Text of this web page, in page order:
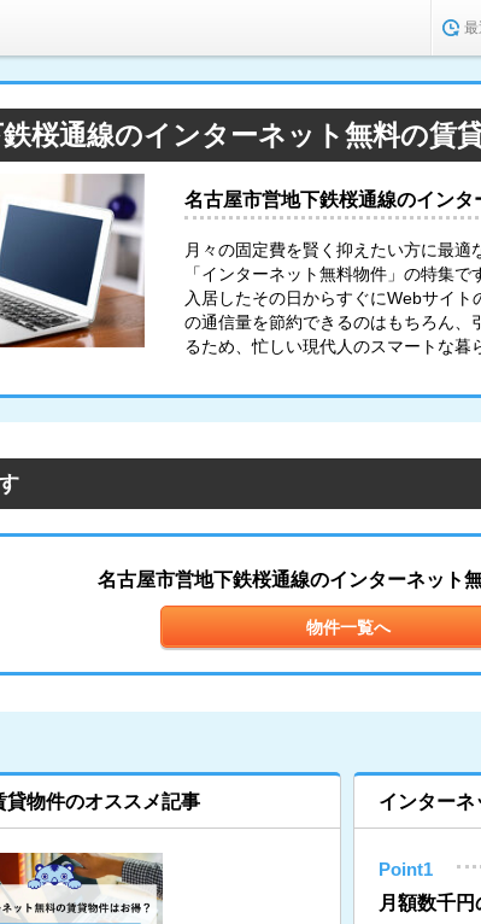
桜通線のインターネット無料の賃
名古屋市営地下鉄桜通線のイン
月々の固定費を賢く抑えたい方に最
「インターネット無料物件」の特集
入居したその日からすぐにWebサイ
の通信量を節約できるのはもちろん、
るため、忙しい現代人のスマートな暮
名古屋市営地下鉄桜通線のインターネット
物件一覧へ
貸物件のオススメ記事 インターネ
Point1
月額数千